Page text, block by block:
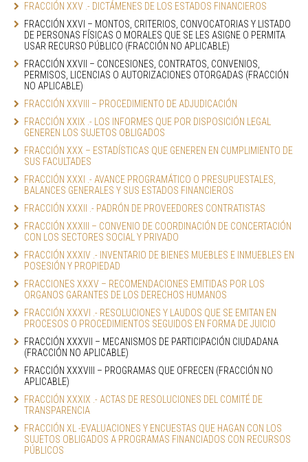
FRACCIÓN XXV .- DICTÁMENES DE LOS ESTADOS FINANCIEROS
FRACCIÓN XXVI – MONTOS, CRITERIOS, CONVOCATORIAS Y LISTADO
DE PERSONAS FÍSICAS O MORALES QUE SE LES ASIGNE O PERMITA
USAR RECURSO PÚBLICO (FRACCIÓN NO APLICABLE)
FRACCIÓN XXVII – CONCESIONES, CONTRATOS, CONVENIOS,
PERMISOS, LICENCIAS O AUTORIZACIONES OTORGADAS (FRACCIÓN
NO APLICABLE)
FRACCIÓN XXVIII – PROCEDIMIENTO DE ADJUDICACIÓN
FRACCIÓN XXIX .- LOS INFORMES QUE POR DISPOSICIÓN LEGAL
GENEREN LOS SUJETOS OBLIGADOS
FRACCIÓN XXX – ESTADÍSTICAS QUE GENEREN EN CUMPLIMIENTO DE
SUS FACULTADES
FRACCIÓN XXXI .- AVANCE PROGRAMÁTICO O PRESUPUESTALES,
BALANCES GENERALES Y SUS ESTADOS FINANCIEROS
FRACCIÓN XXXII .- PADRÓN DE PROVEEDORES CONTRATISTAS
FRACCIÓN XXXIII – CONVENIO DE COORDINACIÓN DE CONCERTACIÓN
CON LOS SECTORES SOCIAL Y PRIVADO
FRACCIÓN XXXIV .- INVENTARIO DE BIENES MUEBLES E INMUEBLES EN
POSESIÓN Y PROPIEDAD
FRACCIONES XXXV – RECOMENDACIONES EMITIDAS POR LOS
ORGANOS GARANTES DE LOS DERECHOS HUMANOS
FRACCIÓN XXXVI .- RESOLUCIONES Y LAUDOS QUE SE EMITAN EN
PROCESOS O PROCEDIMIENTOS SEGUIDOS EN FORMA DE JUICIO
FRACCIÓN XXXVII – MECANISMOS DE PARTICIPACIÓN CIUDADANA
(FRACCIÓN NO APLICABLE)
FRACCIÓN XXXVIII – PROGRAMAS QUE OFRECEN (FRACCIÓN NO
APLICABLE)
FRACCIÓN XXXIX .- ACTAS DE RESOLUCIONES DEL COMITÉ DE
TRANSPARENCIA
FRACCIÓN XL -EVALUACIONES Y ENCUESTAS QUE HAGAN CON LOS
SUJETOS OBLIGADOS A PROGRAMAS FINANCIADOS CON RECURSOS
PÚBLICOS